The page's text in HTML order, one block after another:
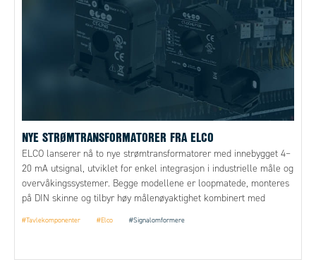
NYE STRØMTRANSFORMATORER FRA ELCO
ELCO lanserer nå to nye strømtransformatorer med innebygget 4–
20 mA utsignal, utviklet for enkel integrasjon i industrielle måle og
overvåkingssystemer. Begge modellene er loopmatede, monteres
på DIN skinne og tilbyr høy målenøyaktighet kombinert med
#Tavlekomponenter #Elco #Signalomformere